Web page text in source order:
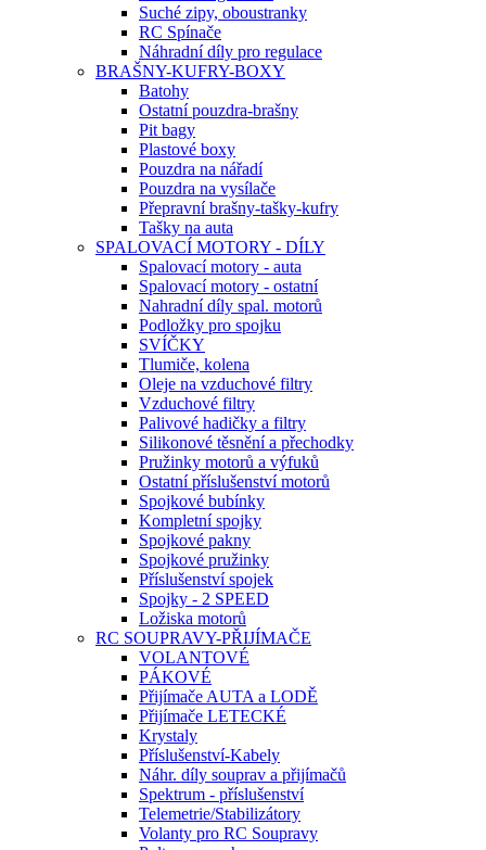
Suché zipy, oboustranky
RC Spínače
Náhradní díly pro regulace
BRAŠNY-KUFRY-BOXY
Batohy
Ostatní pouzdra-brašny
Pit bagy
Plastové boxy
Pouzdra na nářadí
Pouzdra na vysílače
Přepravní brašny-tašky-kufry
Tašky na auta
SPALOVACÍ MOTORY - DÍLY
Spalovací motory - auta
Spalovací motory - ostatní
Nahradní díly spal. motorů
Podložky pro spojku
SVÍČKY
Tlumiče, kolena
Oleje na vzduchové filtry
Vzduchové filtry
Palivové hadičky a filtry
Silikonové těsnění a přechodky
Pružinky motorů a výfuků
Ostatní příslušenství motorů
Spojkové bubínky
Kompletní spojky
Spojkové pakny
Spojkové pružinky
Příslušenství spojek
Spojky - 2 SPEED
Ložiska motorů
RC SOUPRAVY-PŘIJÍMAČE
VOLANTOVÉ
PÁKOVÉ
Přijímače AUTA a LODĚ
Přijímače LETECKÉ
Krystaly
Příslušenství-Kabely
Náhr. díly souprav a přijímačů
Spektrum - příslušenství
Telemetrie/Stabilizátory
Volanty pro RC Soupravy